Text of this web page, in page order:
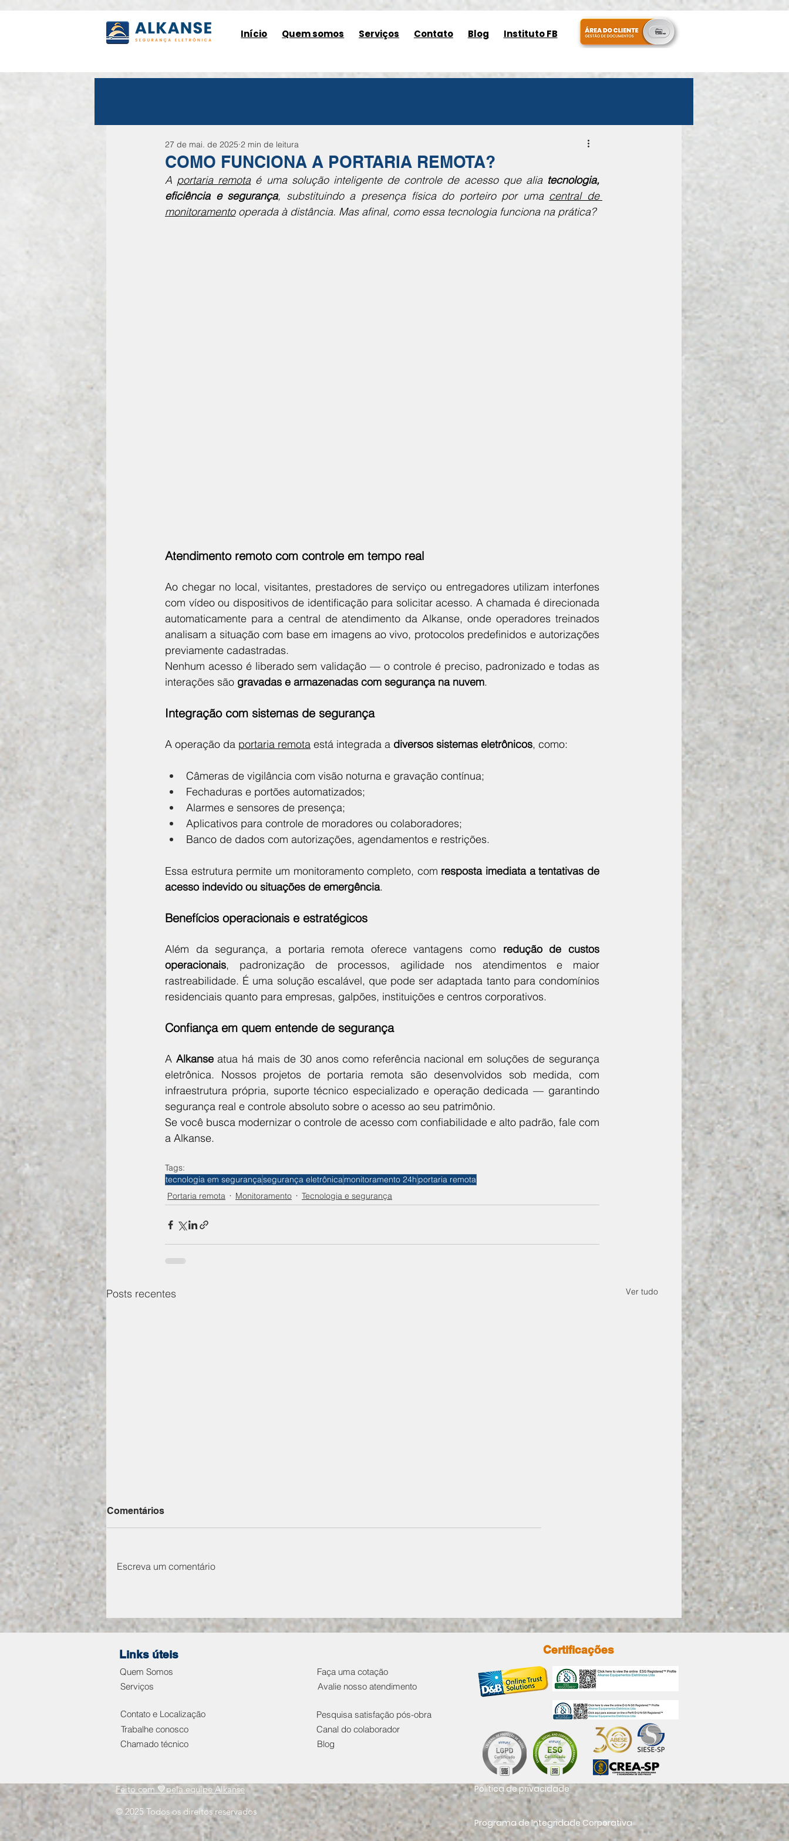
Início Quem somos Serviços Contato Blog Instituto FB
COMO FUNCIONA A PORTARIA REMOTA?
27 de mai. de 2025 2 min de leitura
A portaria remota é uma solução inteligente de controle de acesso que alia tecnologia,
eficiência e segurança, substituindo a presença física do porteiro por uma central de
monitoramento operada à distância. Mas afinal, como essa tecnologia funciona na prática?
Atendimento remoto com controle em tempo real
Ao chegar no local, visitantes, prestadores de serviço ou entregadores utilizam interfones
com vídeo ou dispositivos de identificação para solicitar acesso. A chamada é direcionada
automaticamente para a central de atendimento da Alkanse, onde operadores treinados
analisam a situação com base em imagens ao vivo, protocolos predefinidos e autorizações
previamente cadastradas.
Nenhum acesso é liberado sem validação — o controle é preciso, padronizado e todas as
interações são gravadas e armazenadas com segurança na nuvem.
Integração com sistemas de segurança
A operação da portaria remota está integrada a diversos sistemas eletrônicos, como:
Câmeras de vigilância com visão noturna e gravação contínua;
Fechaduras e portões automatizados;
Alarmes e sensores de presença;
Aplicativos para controle de moradores ou colaboradores;
Banco de dados com autorizações, agendamentos e restrições.
Essa estrutura permite um monitoramento completo, com resposta imediata a tentativas de
acesso indevido ou situações de emergência.
Benefícios operacionais e estratégicos
Além da segurança, a portaria remota oferece vantagens como redução de custos
operacionais, padronização de processos, agilidade nos atendimentos e maior
rastreabilidade. É uma solução escalável, que pode ser adaptada tanto para condomínios
residenciais quanto para empresas, galpões, instituições e centros corporativos.
Confiança em quem entende de segurança
A Alkanse atua há mais de 30 anos como referência nacional em soluções de segurança
eletrônica. Nossos projetos de portaria remota são desenvolvidos sob medida, com
infraestrutura própria, suporte técnico especializado e operação dedicada — garantindo
segurança real e controle absoluto sobre o acesso ao seu patrimônio.
Se você busca modernizar o controle de acesso com confiabilidade e alto padrão, fale com
a Alkanse.
Tags:
tecnologia em segurançasegurança eletrônicamonitoramento 24h portaria remota
Portaria remota
Monitoramento Tecnologia e segurança
Posts recentes Ver tudo
OPERACIONAIS E
DA EMPRESA
QUE ELAS ACONTEÇAM
EMPRESA SEM TROCAR
Comentários
Escreva um comentário
Links úteis
Quem Somos
Serviços
Contato e Localização
Trabalhe conosco
Chamado técnico
Faça uma cotação
Avalie nosso atendimento
Pesquisa satisfação pós-obra
Canal do colaborador
Blog
Certificações
Feito com 💙pela equipe Alkanse
© 2025 Todos os direitos reservados
Política de privacidade
Programa de Integridade Corporativa